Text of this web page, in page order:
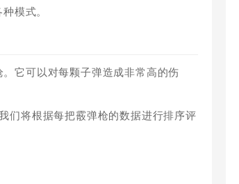
模式。
它可以对每颗子弹造成非常高的伤
们将根据每把霰弹枪的数据进行排序评